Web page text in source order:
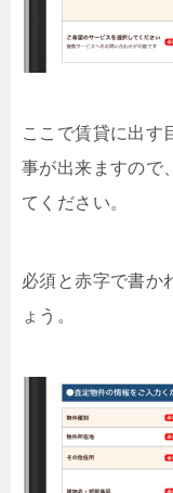
ここで賃貸に出す
事が出来ますので
てください。
必須と赤字で書か
ょう。